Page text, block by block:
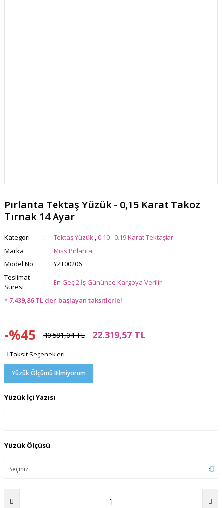
Pırlanta Tektaş Yüzük - 0,15 Karat Takoz
Tırnak 14 Ayar
Kategori Tektaş Yüzük ,0.10 - 0.19 Karat Tektaşlar
Marka
Miss Pırlanta
Model No
YZT00206
Teslimat
Süresi
En Geç 2 İş Gününde Kargoya Verilir
* 7.439,86 TL den başlayan taksitlerle!
-%45 40.581,04 TL 22.319,57 TL
Taksit Seçenekleri
Yüzük Ölçümü Bilmiyorum
Yüzük İçi Yazısı
Yüzük Ölçüsü